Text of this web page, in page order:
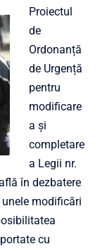
Proiectul
de
Ordonanță
de Urgență
pentru
modificare
a și
completare
a Legii nr.
în dezbatere
modificări
cu